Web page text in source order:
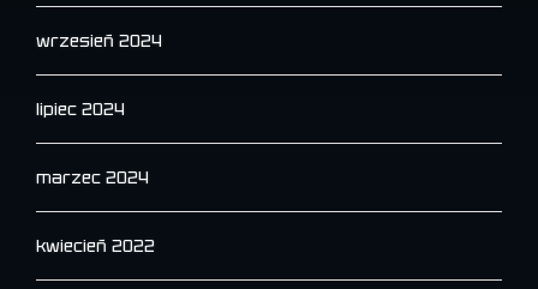
wrzesień 2024
lipiec 2024
marzec 2024
kwiecień 2022